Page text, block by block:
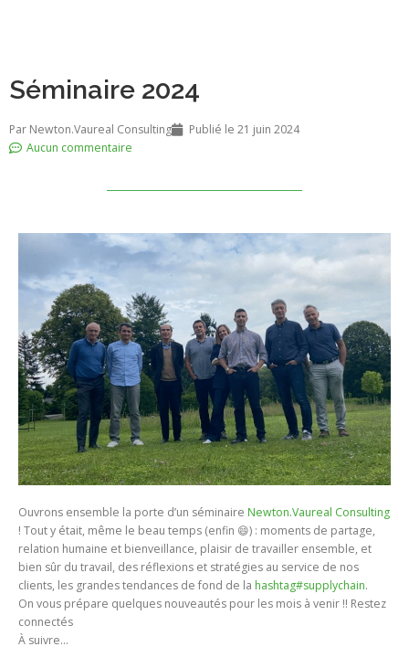
Séminaire 2024
Par Newton.Vaureal Consulting Publié le 21 juin 2024
Aucun commentaire
Ouvrons ensemble la porte d’un séminaire Newton.Vaureal Consulting
! Tout y était, même le beau temps (enfin 😄) : moments de partage,
relation humaine et bienveillance, plaisir de travailler ensemble, et
bien sûr du travail, des réflexions et stratégies au service de nos
clients, les grandes tendances de fond de la hashtag#supplychain.
On vous prépare quelques nouveautés pour les mois à venir !! Restez
connectés
À suivre…